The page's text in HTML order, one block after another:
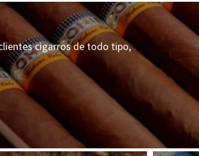
cigarros de todo tipo,